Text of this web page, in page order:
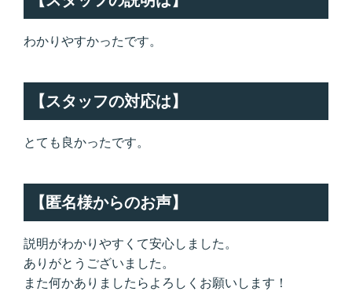
わかりやすかったです。
【スタッフの対応は】
とても良かったです。
【匿名様からのお声】
説明がわかりやすくて安心しました。
ありがとうございました。
また何かありましたらよろしくお願いします！